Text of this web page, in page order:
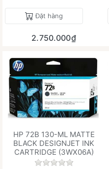
Đặt hàng
2.750.000₫
HP 72B 130-ML MATTE
BLACK DESIGNJET INK
CARTRIDGE (3WX06A)
Chưa có đánh